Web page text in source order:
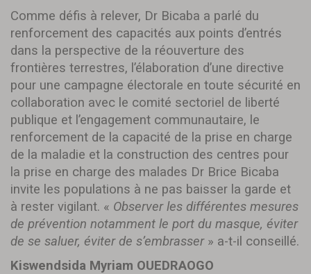
Comme défis à relever, Dr Bicaba a parlé du
renforcement des capacités aux points d’entrés
dans la perspective de la réouverture des
frontières terrestres, l’élaboration d’une directive
pour une campagne électorale en toute sécurité en
collaboration avec le comité sectoriel de liberté
publique et l’engagement communautaire, le
renforcement de la capacité de la prise en charge
de la maladie et la construction des centres pour
la prise en charge des malades Dr Brice Bicaba
invite les populations à ne pas baisser la garde et
à rester vigilant. « Observer les différentes mesures
de prévention notamment le port du masque, éviter
de se saluer, éviter de s’embrasser» a-t-il conseillé.
Kiswendsida Myriam OUEDRAOGO